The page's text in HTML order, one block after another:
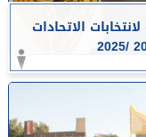
الاتحادات